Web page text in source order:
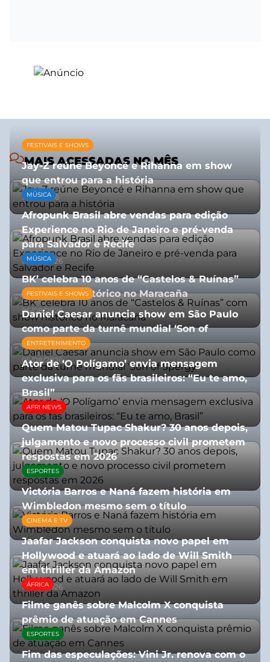
MAIS ACESSADAS NO MÊS
FESTIVAIS E SHOWS
Jay-Z reúne Beyoncé e Rihanna em show
que entrou para a história
13/07/2026
MÚSICA
Afropunk Brasil abre vendas para edição
Experience no Rio de Janeiro e pré-venda
para Salvador e Recife
03/08/2026
MÚSICA
BK’ celebra 10 anos de “Castelos & Ruínas”
com show histórico no Maracaña
06/08/2026
FESTIVAIS E SHOWS
Daniel Caesar anuncia show em São Paulo
como parte da turnê mundial ‘Son of
Spergy’
05/08/2026
ENTRETENIMENTO
Ator de ‘O Polígamo’ envia mensagem
exclusiva para os fãs brasileiros: “Eu te amo,
Brasil”
13/07/2026
AFRI NEWS
Quem Matou Tupac Shakur? 30 anos depois,
julgamento e novo processo civil prometem
respostas em 2026
05/08/2026
ESPORTES
Victória Barros e Naná fazem história em
Wimbledon mesmo sem o título
13/07/2026
CINEMA E TV
Jaafar Jackson conquista novo papel em
Hollywood e atuará ao lado de Will Smith
em thriller da Amazon
06/08/2026
ÁFRICA
Filme ganês sobre Malcolm X conquista
prêmio de atuação em Cannes
13/07/2026
ESPORTES
Fim das especulações: Vini Jr. renova com o